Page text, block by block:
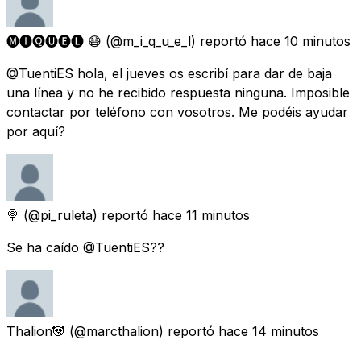
🅜🅘🅠🅤🅔🅛 😷 (@m_i_q_u_e_l) reportó hace 10 minutos
@TuentiES hola, el jueves os escribí para dar de baja
una línea y no he recibido respuesta ninguna. Imposible
contactar por teléfono con vosotros. Me podéis ayudar
por aquí?
🍭 (@pi_ruleta) reportó hace 11 minutos
Se ha caído @TuentiES??
Thalion🐼 (@marcthalion) reportó hace 14 minutos